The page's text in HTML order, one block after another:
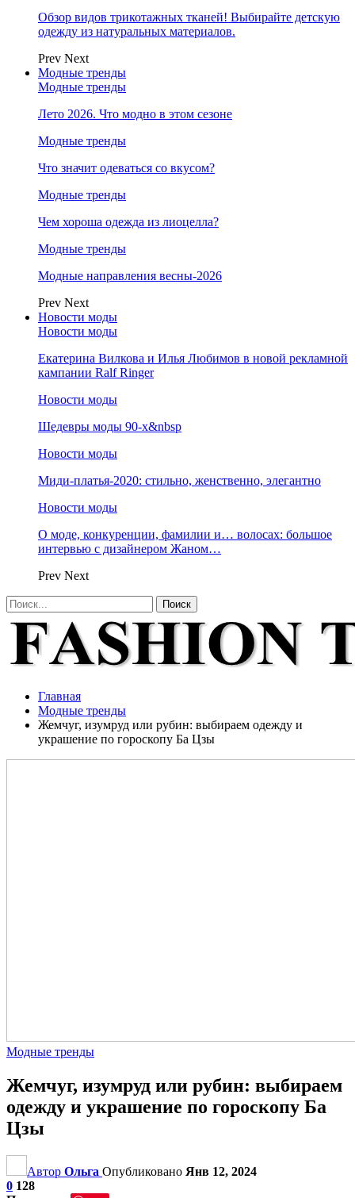
Обзор видов трикотажных тканей! Выбирайте детскую
одежду из натуральных материалов.
Prev Next
Модные тренды
Модные тренды
Лето 2026. Что модно в этом сезоне
Модные тренды
Что значит одеваться со вкусом?
Модные тренды
Чем хороша одежда из лиоцелла?
Модные тренды
Модные направления весны-2026
Prev Next
Новости моды
Новости моды
Екатерина Вилкова и Илья Любимов в новой рекламной
кампании Ralf Ringer
Новости моды
Шедевры моды 90-х&nbsp
Новости моды
Миди-платья-2020: стильно, женственно, элегантно
Новости моды
О моде, конкуренции, фамилии и… волосах: большое
интервью с дизайнером Жаном…
Prev Next
Главная
Модные тренды
Жемчуг, изумруд или рубин: выбираем одежду и
украшение по гороскопу Ба Цзы
Модные тренды
Жемчуг, изумруд или рубин: выбираем
одежду и украшение по гороскопу Ба
Цзы
Автор Ольга Опубликовано Янв 12, 2024
0 128